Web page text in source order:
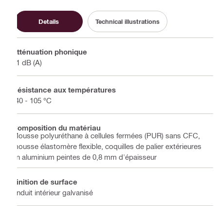
Details Technical illustrations
Atténuation phonique
21 dB (A)
Résistance aux températures
-40 - 105 °C
Composition du matériau
Mousse polyuréthane à cellules fermées (PUR) sans CFC,
mousse élastomère flexible, coquilles de palier extérieures
en aluminium peintes de 0,8 mm d'épaisseur
Finition de surface
Enduit intérieur galvanisé